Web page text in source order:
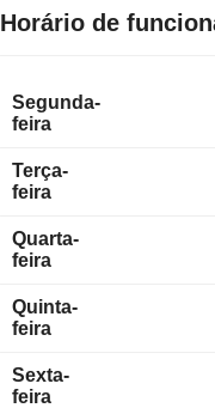
Horário de
Segunda-
feira
Terça-
feira
Quarta-
feira
Quinta-
feira
Sexta-
feira